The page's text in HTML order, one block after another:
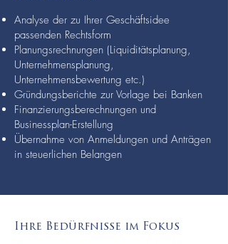
Analyse der zu Ihrer Geschäftsidee
passenden Rechtsform
Planungsrechnungen (Liquiditätsplanung,
Unternehmensplanung,
Unternehmensbewertung etc.)
Gründungsberichte zur Vorlage bei Banken
Finanzierungsberechnungen und
Businessplan-Erstellung
Übernahme von Anmeldungen und Anträgen
in steuerlichen Belangen
Ihre Bedürfnisse im Fokus